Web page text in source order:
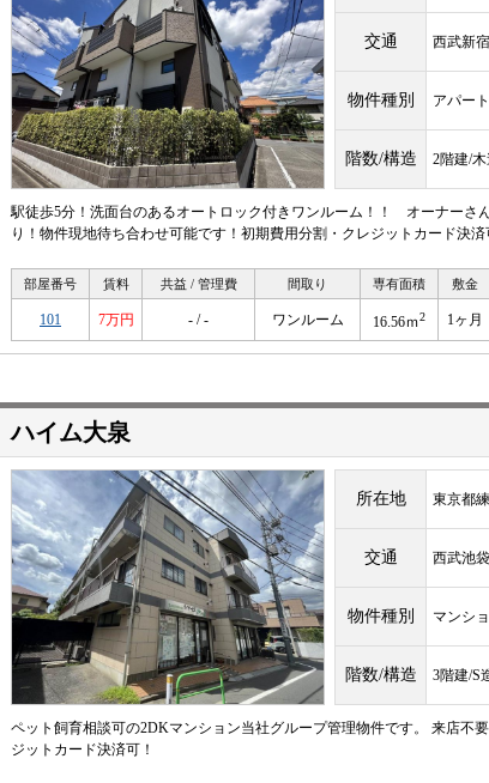
交通 西武新
物件種別 アパート
階数/構造 2階建/木
駅徒歩5分！洗面台のあるオートロック付きワンルーム！！ オーナーさ
り！物件現地待ち合わせ可能です！初期費用分割・クレジットカード決済
部屋番号 賃料 共益 / 管理費 間取り 専有面積 敷金
101 7万円 - / - ワンルーム 16.56ｍ2 1ヶ月
ハイム大泉
所在地 東京都
交通 西武池
物件種別 マンシ
階数/構造 3階建/S
ペット飼育相談可の2DKマンション当社グループ管理物件です。 来店不
ジットカード決済可！